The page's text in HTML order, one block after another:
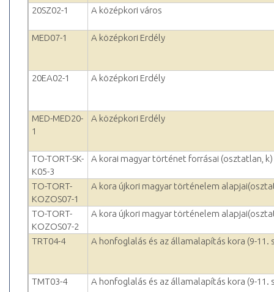
20SZ02-1 A középkori város
MED07-1 A középkori Erdély
20EA02-1 A középkori Erdély
MED-MED20-
1
A középkori Erdély
TO-TORT-SK-
K05-3
A korai magyar történet forrásai (osztatlan, k)
TO-TORT-
KOZOS07-1
A kora újkori magyar történelem
TO-TORT-
KOZOS07-2
A kora újkori magyar történelem
TRT04-4 A honfoglalás és az államalapítás kora (9-11.
TMT03-4 A honfoglalás és az államalapítás kora (9-11.